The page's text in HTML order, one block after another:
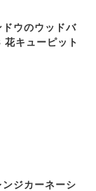
ドウのウッドバ
キューピット
ンジカーネーシ